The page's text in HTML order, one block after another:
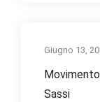
Giugno 13,
Sassi